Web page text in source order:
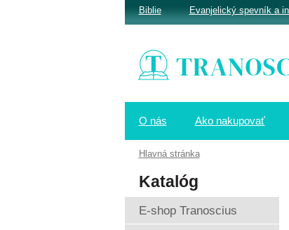
O nás Ako nakupovať
Katalóg
E-shop Tranoscius
Biblie Evanjelický spevník a
Hlavná stránka